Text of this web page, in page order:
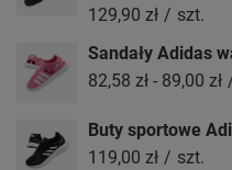
129,90 zł / szt.
Sandały Adidas
82,58 zł - 89,00 zł
Buty sportowe
119,00 zł / szt.